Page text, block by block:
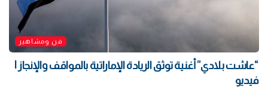
فن ومشاهير
“عاشت بلادي” أغنية توثق الريادة الإماراتية بالمواقف والإنجاز |
فيديو